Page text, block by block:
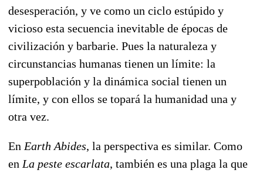
desesperación, y ve como un ciclo estúpido y
vicioso esta secuencia inevitable de épocas de
civilización y barbarie. Pues la naturaleza y
circunstancias humanas tienen un límite: la
superpoblación y la dinámica social tienen un
límite, y con ellos se topará la humanidad una y
otra vez.
En Earth Abides, la perspectiva es similar. Como
en La peste escarlata, también es una plaga la que